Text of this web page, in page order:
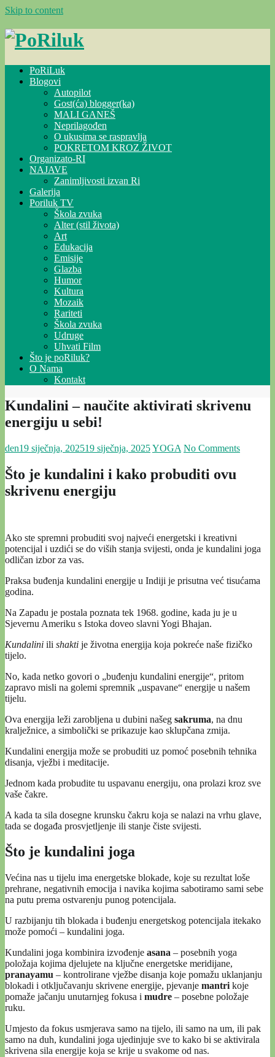
Skip to content
PoRiLuk
Blogovi
Autopilot
Gost(ća) blogger(ka)
MALI GANEŠ
Neprilagođen
O ukusima se raspravlja
POKRETOM KROZ ŽIVOT
Organizato-RI
NAJAVE
Zanimljivosti izvan Ri
Galerija
Poriluk TV
Škola zvuka
Alter (stil života)
Art
Edukacija
Emisije
Glazba
Humor
Kultura
Mozaik
Rariteti
Škola zvuka
Udruge
Uhvati Film
Što je poRiluk?
O Nama
Kontakt
Kundalini – naučite aktivirati skrivenu
energiju u sebi!
den19 siječnja, 202519 siječnja, 2025YOGA No Comments
Što je kundalini i kako probuditi ovu
skrivenu energiju
Ako ste spremni probuditi svoj najveći energetski i kreativni
potencijal i uzdići se do viših stanja svijesti, onda je kundalini joga
odličan izbor za vas.
Praksa buđenja kundalini energije u Indiji je prisutna već tisućama
godina.
Na Zapadu je postala poznata tek 1968. godine, kada ju je u
Sjevernu Ameriku s Istoka doveo slavni Yogi Bhajan.
Kundalini ili shakti je životna energija koja pokreće naše fizičko
tijelo.
No, kada netko govori o „buđenju kundalini energije“, pritom
zapravo misli na golemi spremnik „uspavane“ energije u našem
tijelu.
Ova energija leži zarobljena u dubini našeg sakruma, na dnu
kralježnice, a simbolički se prikazuje kao sklupčana zmija.
Kundalini energija može se probuditi uz pomoć posebnih tehnika
disanja, vježbi i meditacije.
Jednom kada probudite tu uspavanu energiju, ona prolazi kroz sve
vaše čakre.
A kada ta sila dosegne krunsku čakru koja se nalazi na vrhu glave,
tada se događa prosvjetljenje ili stanje čiste svijesti.
Što je kundalini joga
Većina nas u tijelu ima energetske blokade, koje su rezultat loše
prehrane, negativnih emocija i navika kojima sabotiramo sami sebe
na putu prema ostvarenju punog potencijala.
U razbijanju tih blokada i buđenju energetskog potencijala itekako
može pomoći – kundalini joga.
Kundalini joga kombinira izvođenje asana – posebnih yoga
položaja kojima djelujete na ključne energetske meridijane,
pranayamu – kontrolirane vježbe disanja koje pomažu uklanjanju
blokadi i otključavanju skrivene energije, pjevanje mantri koje
pomaže jačanju unutarnjeg fokusa i mudre – posebne položaje
ruku.
Umjesto da fokus usmjerava samo na tijelo, ili samo na um, ili pak
samo na duh, kundalini joga ujedinjuje sve to kako bi se aktivirala
skrivena sila energije koja se krije u svakome od nas.